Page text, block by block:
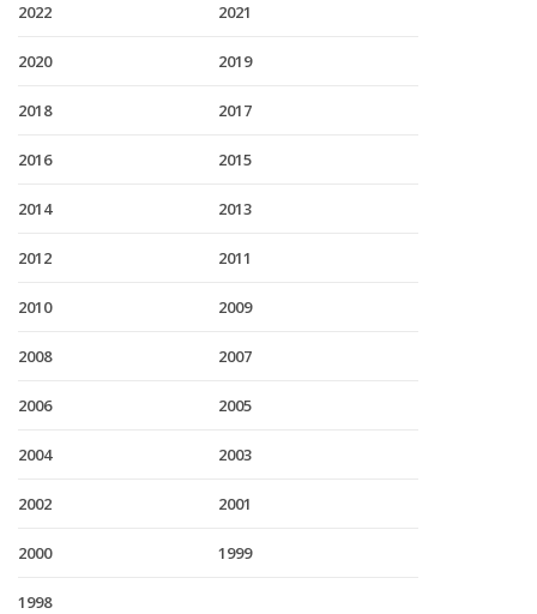
2022 2021
2020 2019
2018 2017
2016 2015
2014 2013
2012 2011
2010 2009
2008 2007
2006 2005
2004 2003
2002 2001
2000 1999
1998